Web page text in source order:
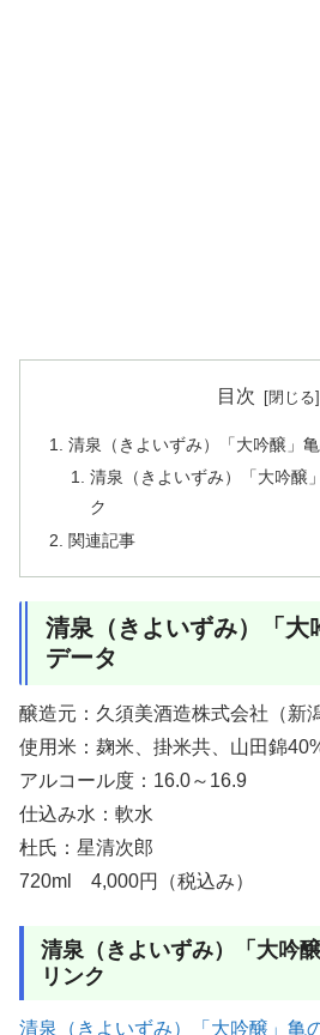
目次
清泉（きよいずみ）「大吟醸」
清泉（きよいずみ）「大吟醸
ク
関連記事
清泉（きよいずみ）「
データ
醸造元：久須美酒造株式会社（新
使用米：麹米、掛米共、山田錦
アルコール度：16.0～16.9
仕込み水：軟水
杜氏：星清次郎
720ml 4,000円（税込み）
清泉（きよいずみ）「大吟
リンク
清泉（きよいずみ）「大吟醸」亀